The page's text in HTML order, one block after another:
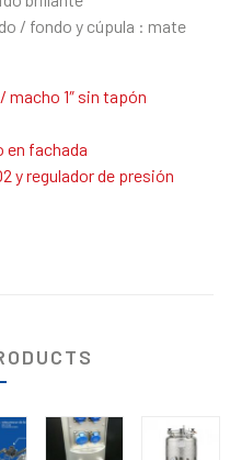
/ fondo y cúpula : mate
macho 1″ sin tapón
en fachada
y regulador de presión